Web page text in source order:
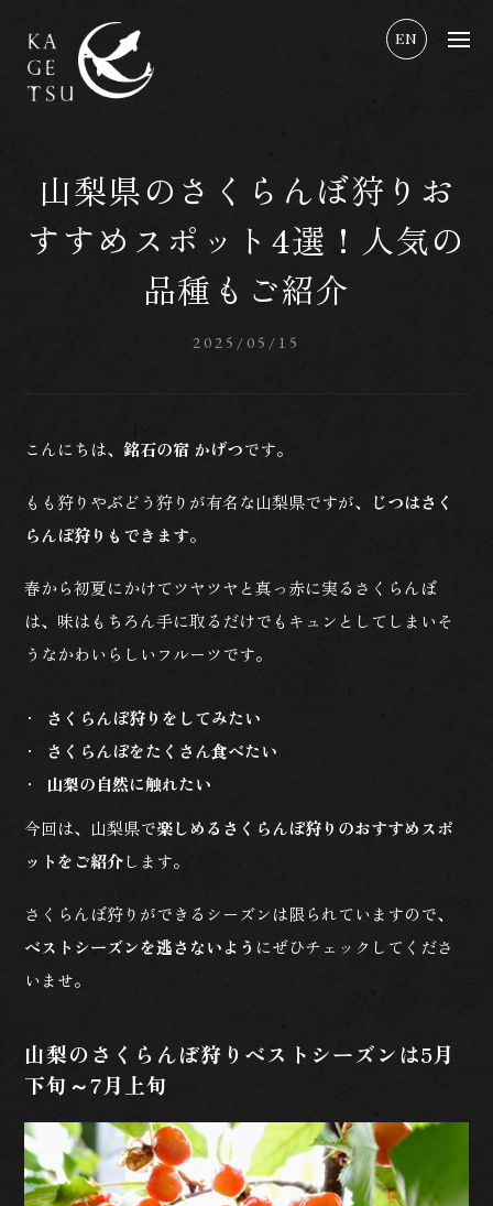
EN
山梨県のさくらんぼ狩りお
すすめスポット4選！人気の
品種もご紹介
2025/05/15
こんにちは、銘石の宿 かげつです。
もも狩りやぶどう狩りが有名な山梨県ですが、
じつはさく
らんぼ狩りもできます。
春から初夏にかけてツヤツヤと真っ赤に実るさくらんぼ
は、味はもちろん手に取るだけでもキュンとしてしまいそ
うなかわいらしいフルーツです。
さくらんぼ狩りをしてみたい
さくらんぼをたくさん食べたい
山梨の自然に触れたい
今回は、山梨県で楽しめるさくらんぼ狩りのおすすめスポ
ットをご紹介します。
さくらんぼ狩りができるシーズンは限られていますので、
ベストシーズンを逃さないよう にぜひチェックしてくださ
いませ。
山梨のさくらんぼ狩りベストシーズンは5月
下旬～7月上旬